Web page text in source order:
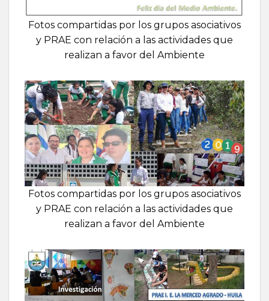
Fotos compartidas por los grupos asociativos
y PRAE con relación a las actividades que
realizan a favor del Ambiente
Fotos compartidas por los grupos asociativos
y PRAE con relación a las actividades que
realizan a favor del Ambiente